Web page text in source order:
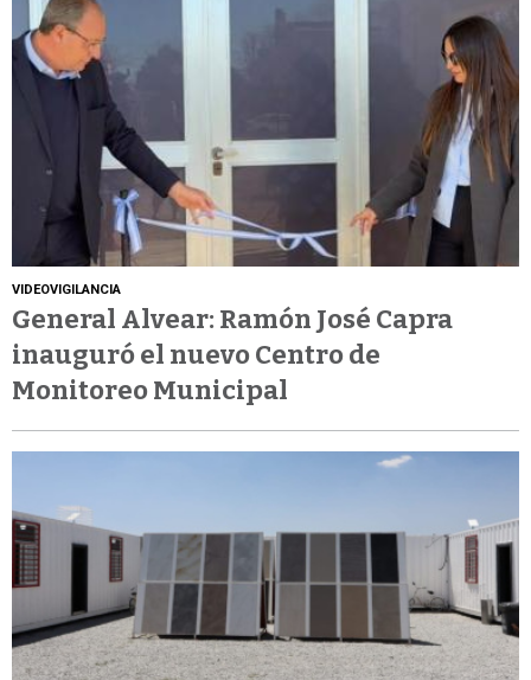
VIDEOVIGILANCIA
General Alvear: Ramón José Capra
inauguró el nuevo Centro de
Monitoreo Municipal